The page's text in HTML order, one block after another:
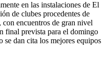
en las instalaciones de El
de clubes procedentes de
encuentros de gran nivel
final prevista para el domingo
se dan cita los mejores equipos